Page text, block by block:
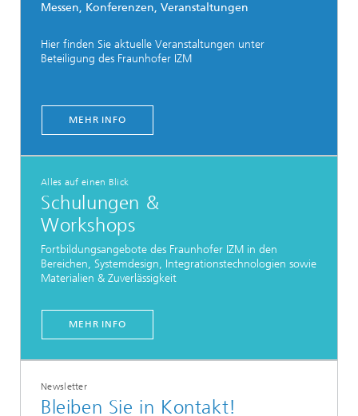
Messen, Konferenzen, Veranstaltungen
Hier finden Sie aktuelle Veranstaltungen unter
Beteiligung des Fraunhofer IZM
MEHR INFO
Alles auf einen Blick
Schulungen &
Workshops
Fortbildungsangebote des Fraunhofer IZM in den
Bereichen, Systemdesign, Integrationstechnologien sowie
Materialien & Zuverlässigkeit
MEHR INFO
Newsletter
Bleiben Sie in Kontakt!